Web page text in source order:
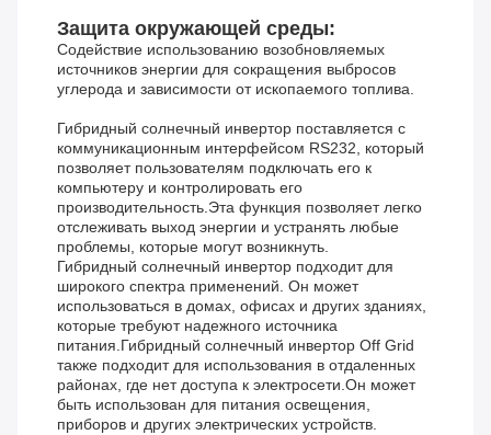
Защита окружающей среды:
Содействие использованию возобновляемых
источников энергии для сокращения выбросов
углерода и зависимости от ископаемого топлива.
Гибридный солнечный инвертор поставляется с
коммуникационным интерфейсом RS232, который
позволяет пользователям подключать его к
компьютеру и контролировать его
производительность.Эта функция позволяет легко
отслеживать выход энергии и устранять любые
проблемы, которые могут возникнуть.
Гибридный солнечный инвертор подходит для
широкого спектра применений. Он может
использоваться в домах, офисах и других зданиях,
которые требуют надежного источника
питания.Гибридный солнечный инвертор Off Grid
также подходит для использования в отдаленных
районах, где нет доступа к электросети.Он может
быть использован для питания освещения,
приборов и других электрических устройств.